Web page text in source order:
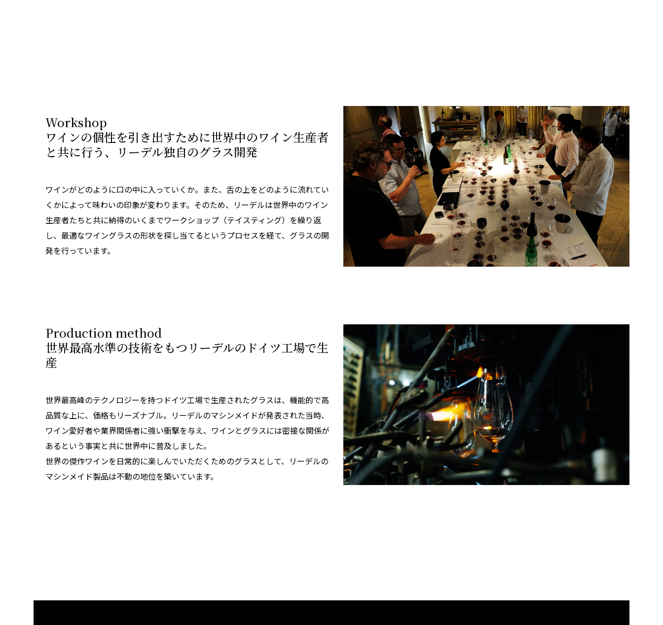
Workshop
ワインの個性を引き出すために世界中のワイン生産者
と共に行う、リーデル独自のグラス開発
ワインがどのように口の中に入っていくか。また、舌の上をどのように流れてい
くかによって味わいの印象が変わります。そのため、リーデルは世界中のワイン
生産者たちと共に納得のいくまでワークショップ（テイスティング）を繰り返
し、最適なワイングラスの形状を探し当てるというプロセスを経て、グラスの開
発を行っています。
Production method
世界最高水準の技術をもつリーデルのドイツ工場で生
産
世界最高峰のテクノロジーを持つドイツ工場で生産されたグラスは、機能的で高
品質な上に、価格もリーズナブル。リーデルのマシンメイドが発表された当時、
ワイン愛好者や業界関係者に強い衝撃を与え、ワインとグラスには密接な関係が
あるという事実と共に世界中に普及しました。
世界の傑作ワインを日常的に楽しんでいただくためのグラスとして、リーデルの
マシンメイド製品は不動の地位を築いています。